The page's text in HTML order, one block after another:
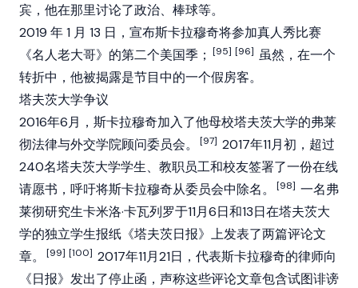
宾，他在那里讨论了政治、棒球等。
2019 年 1 月 13 日，宣布斯卡拉穆奇将参加真人秀比赛
《名人老大哥》的第二个美国季； [95] [96] 虽然，在一个
转折中，他被揭露是节目中的一个假房客。
塔夫茨大学争议
2016年6月，斯卡拉穆奇加入了他母校塔夫茨大学的弗莱
彻法律与外交学院顾问委员会。
[97] 2017年11月初，超过
240名塔夫茨大学学生、教职员工和校友签署了一份在线
请愿书，呼吁将斯卡拉穆奇从委员会中除名。
[98] 一名弗
莱彻研究生卡米洛·卡瓦列罗于11月6日和13日在塔夫茨大
学的独立学生报纸《塔夫茨日报》上发表了两篇评论文
章。
[99] [100] 2017年11月21日，代表斯卡拉穆奇的律师向
《日报》发出了停止函，声称这些评论文章包含试图诽谤